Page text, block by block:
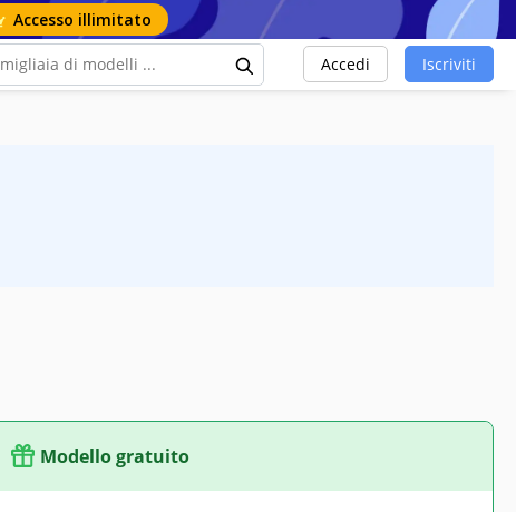
Accesso illimitato
Accedi Iscriviti
Modello gratuito